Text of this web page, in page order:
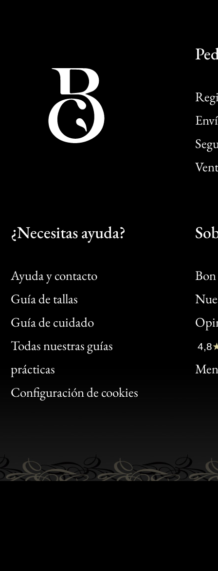
¿Necesitas ayuda?
Ayuda y contacto
Guía de tallas
Guía de cuidado
Todas nuestras guías
prácticas
Configuración de cookies
Bon
Clic
Bon
4,8